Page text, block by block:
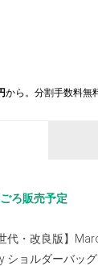
から。分割手数料無
ろ販売予定
代・改良版】
ショルダーバッ